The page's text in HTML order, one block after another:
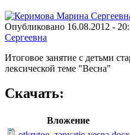
Опубликовано 16.08.2012 -
Сергеевна
Итоговое занятие с детьми
лексической теме "Весна"
Скачать:
Вложение